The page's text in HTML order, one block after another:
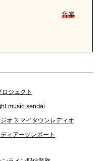
音楽
ロジェクト
music sendai
オ 3 マイタウンレディオ
ィアージレポート